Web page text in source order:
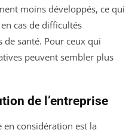
moins développés, ce qui
cas de difficultés
santé. Pour ceux qui
peuvent sembler plus
de l’entreprise
considération est la